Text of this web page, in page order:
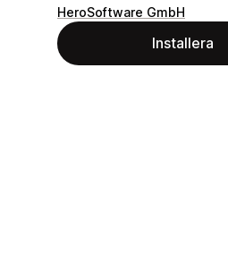
HeroSoftware GmbH
Installera